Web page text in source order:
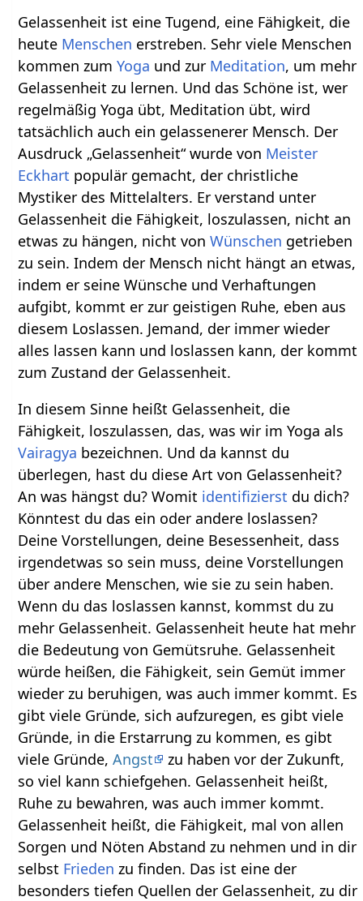
Gelassenheit ist eine Tugend, eine Fähigkeit, die
heute Menschen erstreben. Sehr viele Menschen
kommen zumYoga und zur Meditation, um mehr
Gelassenheit zu lernen. Und das Schöne ist, wer
regelmäßig Yoga übt, Meditation übt, wird
tatsächlich auch ein gelassenerer Mensch. Der
Ausdruck „Gelassenheit“ wurde von Meister
Eckhart populär gemacht, der christliche
Mystiker des Mittelalters. Er verstand unter
Gelassenheit die Fähigkeit, loszulassen, nicht an
etwas zu hängen, nicht vonWünschen getrieben
zu sein. Indem der Mensch nicht hängt an etwas,
indem er seine Wünsche und Verhaftungen
aufgibt, kommt er zur geistigen Ruhe, eben aus
diesem Loslassen. Jemand, der immer wieder
alles lassen kann und loslassen kann, der kommt
zum Zustand der Gelassenheit.
In diesem Sinne heißt Gelassenheit, die
Fähigkeit, loszulassen, das, was wir im Yoga als
Vairagya bezeichnen. Und da kannst du
überlegen, hast du diese Art von Gelassenheit?
An was hängst du? Womit identifizierst du dich?
Könntest du das ein oder andere loslassen?
Deine Vorstellungen, deine Besessenheit, dass
irgendetwas so sein muss, deine Vorstellungen
über andere Menschen, wie sie zu sein haben.
Wenn du das loslassen kannst, kommst du zu
mehr Gelassenheit. Gelassenheit heute hat mehr
die Bedeutung von Gemütsruhe. Gelassenheit
würde heißen, die Fähigkeit, sein Gemüt immer
wieder zu beruhigen, was auch immer kommt. Es
gibt viele Gründe, sich aufzuregen, es gibt viele
Gründe, in die Erstarrung zu kommen, es gibt
viele Gründe,Angst
zu haben vor der Zukunft,
so viel kann schiefgehen. Gelassenheit heißt,
Ruhe zu bewahren, was auch immer kommt.
Gelassenheit heißt, die Fähigkeit, mal von allen
Sorgen und Nöten Abstand zu nehmen und in dir
selbst Frieden zu finden. Das ist eine der
besonders tiefen Quellen der Gelassenheit, zu dir